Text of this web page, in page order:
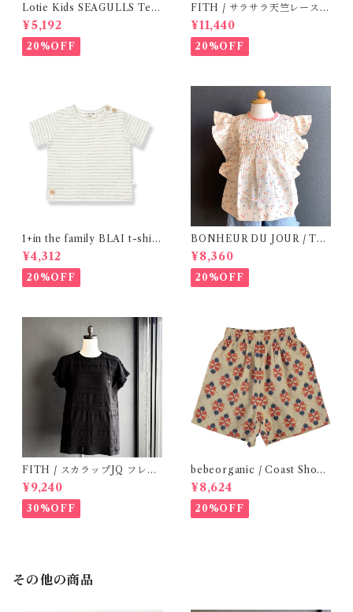
Lotie Kids SEAGULLS Tee
(12m- 8Y)
¥5,192
20%OFF
FITH / サラサラ天竺レースT
シャツ (BL) / 145・155
¥11,440
20%OFF
1+in the family BLAI t-shirt
(Grey)
¥4,312
20%OFF
BONHEUR DU JOUR / TO
SCANE BlOUSE (Rose 2~6
Y)
¥8,360
20%OFF
FITH / スカラップJQ フレン
チスリーブTシャツ (Black) /
Size 1・2
¥9,240
30%OFF
bebeorganic / Coast Short
s Under The Sea ( 3・５Y)
¥8,624
20%OFF
その他の商品